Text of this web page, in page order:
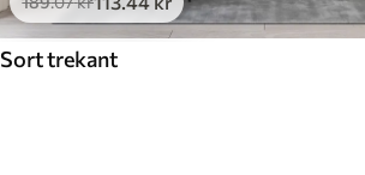
Sort trekant